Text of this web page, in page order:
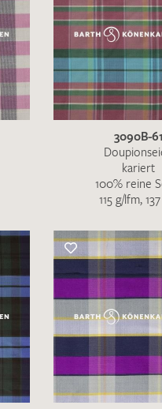
aktuellen Zeitpunkt
Kontaktdaten direkt an
einer Lösung – Danke!
3090B-61
kariert
100% reine
115 g/lfm,